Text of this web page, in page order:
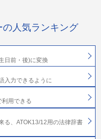
の人気ランキング
日前・後)に変換
入力できるように
利用できる
る、ATOK13/12用の法律辞書